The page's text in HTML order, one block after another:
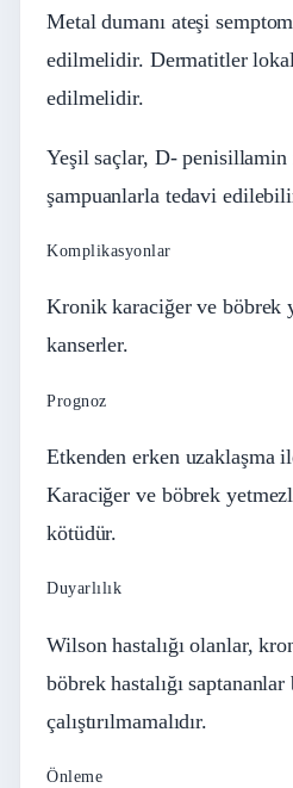
Metal dumanı ateşi
edilmelidir. Dermatitler
edilmelidir.
Yeşil saçlar, D- penisillamin
şampuanlarla tedavi
Komplikasyonlar
Kronik karaciğer ve böbrek
kanserler.
Prognoz
Etkenden erken uzaklaşma
Karaciğer ve böbrek
kötüdür.
Duyarlılık
Wilson hastalığı olanlar,
böbrek hastalığı
çalıştırılmamalıdır.
Önleme